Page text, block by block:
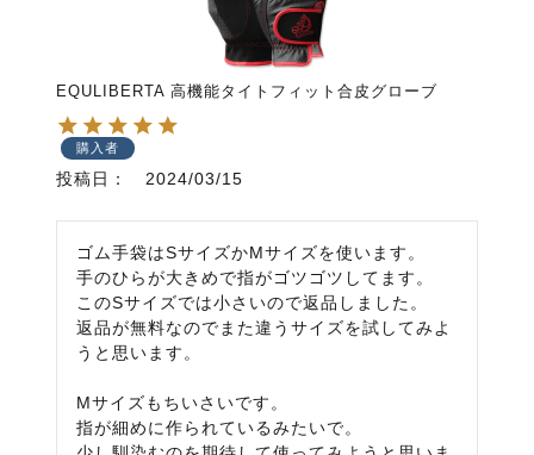
EQULIBERTA 高機能タイトフィット合皮グローブ
購入者
投稿日 2024/03/15
ゴム手袋はSサイズかMサイズを使います。
手のひらが大きめで指がゴツゴツしてます。
このSサイズでは小さいので返品しました。
返品が無料なのでまた違うサイズを試してみよ
うと思います。
Mサイズもちいさいです。
指が細めに作られているみたいで。